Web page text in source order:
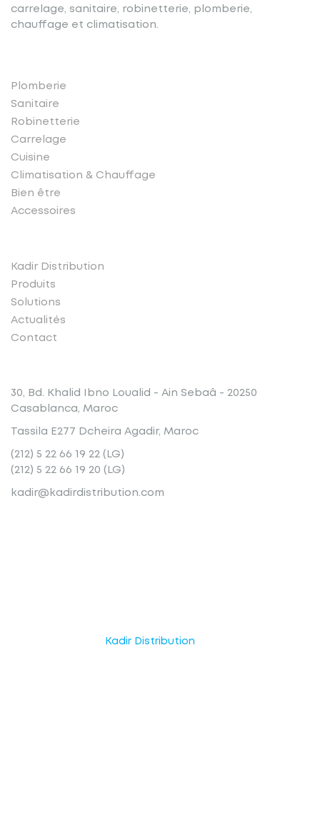
carrelage, sanitaire, robinetterie, plomberie,
chauffage et climatisation.
Plomberie
Sanitaire
Robinetterie
Carrelage
Cuisine
Climatisation & Chauffage
Bien être
Accessoires
Kadir Distribution
Produits
Solutions
Actualités
Contact
30, Bd. Khalid Ibno Loualid - Ain Sebaâ - 20250
Casablanca, Maroc
Tassila E277 Dcheira Agadir, Maroc
(212) 5 22 66 19 22 (LG)
(212) 5 22 66 19 20 (LG)
kadir@kadirdistribution.com
Kadir Distribution